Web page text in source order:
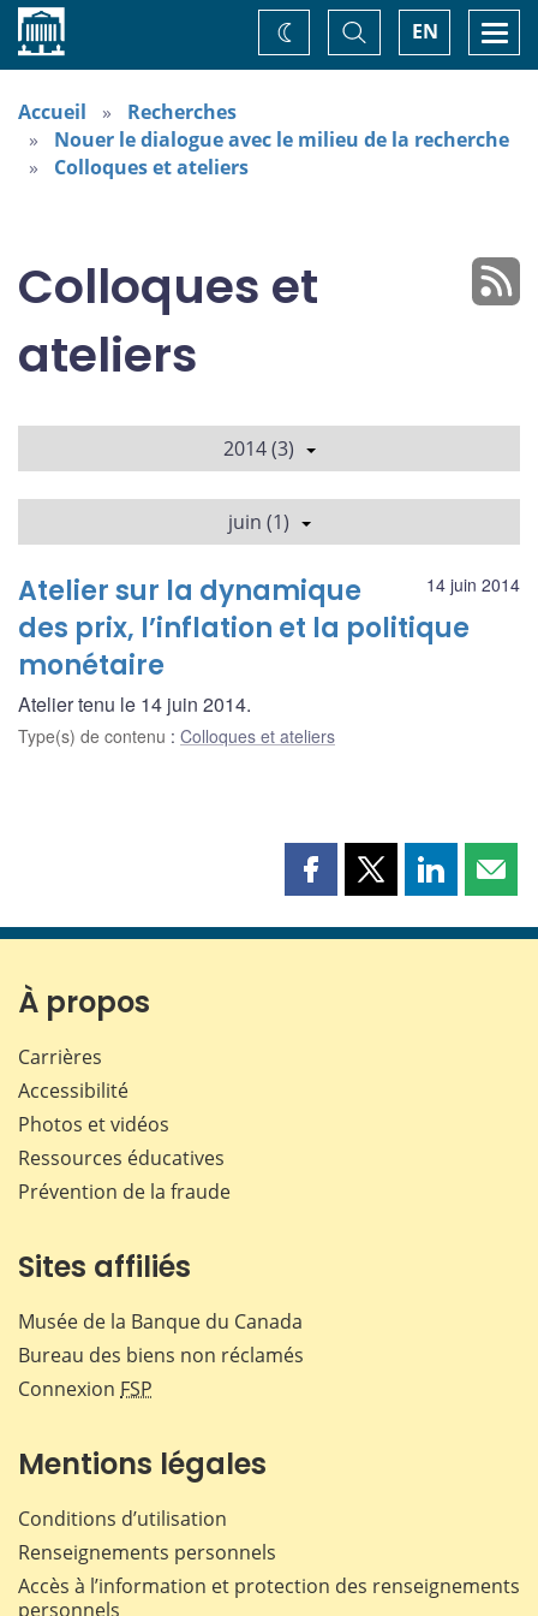
Accueil EN
Basculer
la
recherche
Changez
de
Accueil
Recherches
Nouer le dialogue avec le milieu de la recherche
Colloques et ateliers
Colloques et
ateliers
2014 (3)
juin (1)
14 juin 2014
Atelier sur la dynamique
des prix, l’inflation et la politique
monétaire
Atelier tenu le 14 juin 2014.
Type(s) de contenu : Colloques et ateliers
Partager
page
Partager
page
Partager
page page
À propos
Carrières
Accessibilité
Photos et vidéos
Ressources éducatives
Prévention de la fraude
Sites affiliés
Musée de la Banque du Canada
Bureau des biens non réclamés
Connexion FSP
Mentions légales
Conditions d’utilisation
Renseignements personnels
Accès à l’information et protection des renseignements
personnels